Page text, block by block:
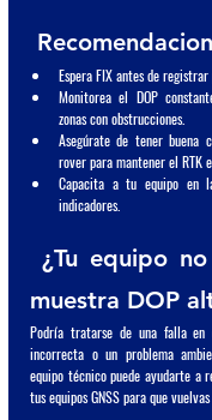
Espera FIX antes de registrar
Monitorea el DOP
zonas con obstrucciones.
Asegúrate de tener buena
rover para mantener el RTK
Capacita a tu equipo en
indicadores.
muestra DOP
Podría tratarse de una falla en
incorrecta o un problema
equipo técnico puede ayudarte a
tus equipos GNSS para que